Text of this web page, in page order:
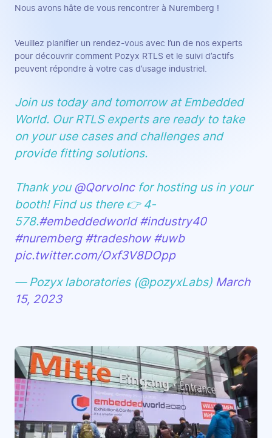
Nous avons hâte de vous rencontrer à Nuremberg !
Veuillez planifier un rendez-vous avec l’un de nos experts
pour découvrir comment Pozyx RTLS et le suivi d’actifs
peuvent répondre à votre cas d’usage industriel.
Join us today and tomorrow at Embedded
World. Our RTLS experts are ready to take
on your use cases and challenges and
provide fitting solutions.
Thank you @QorvoIncfor hosting us in your
booth! Find us there 👉 4-
578.#embeddedworld #industry40
#nuremberg #tradeshow #uwb
pic.twitter.com/Oxf3V8DOpp
— Pozyx laboratories (@pozyxLabs) March
15, 2023